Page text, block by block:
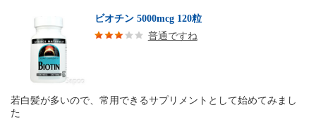
ビオチン 5000mcg 120粒
普通ですね
若白髪が多いので、常用できるサプリメントとして始めてみまし
た